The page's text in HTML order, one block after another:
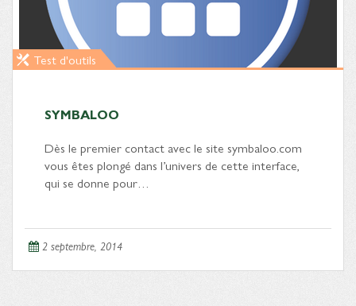
Test d'outils
SYMBALOO
Dès le premier contact avec le site symbaloo.com
vous êtes plongé dans l’univers de cette interface,
qui se donne pour…
2 septembre, 2014